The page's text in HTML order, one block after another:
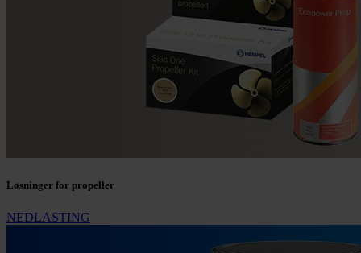
Løsninger for propeller
NEDLASTING